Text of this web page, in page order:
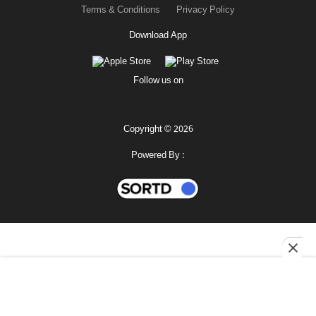
Terms & Conditions
Privacy Policy
Download App
Follow us on
Copyright © 2026
Powered By :